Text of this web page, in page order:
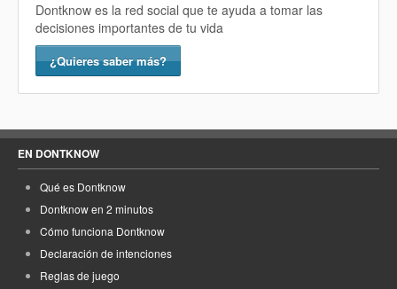
Dontknow es la red social que te ayuda a tomar las
decisiones importantes de tu vida
¿Quieres saber más?
EN DONTKNOW
Qué es Dontknow
Dontknow en 2 minutos
Cómo funciona Dontknow
Declaración de intenciones
Reglas de juego